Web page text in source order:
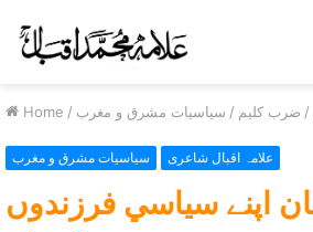
Home / / ضرب کلیم / سیاسیات مشرق و مغرب
سیاسیات مشرق و مغرب علامہ اقبال شاعری
اپنے سياسي فرزندوں